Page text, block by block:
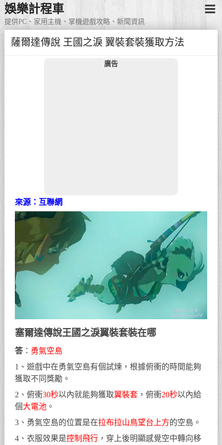
娛樂計程車
提供PC、家用主機、掌機遊戲攻略、新聞資訊
薩爾達傳說 王國之淚 翼裝套裝獲取方法
廣告
來源：互聯網
塞爾達傳說王國之淚翼裝套裝在哪
答： 勇氣空島
1、遊戲中在勇氣空島有個試煉，根據俯衝的時間能夠
獲取不同獎勵。
2、俯衝30秒以內就能夠獲取翼裝套 ，俯衝20秒以內給
個大電池 。
3、勇氣空島的位置是在拉布拉山鳥望台上方的空島。
4、衣服效果是控制飛行 ，穿上後明顯感覺空中轉向移